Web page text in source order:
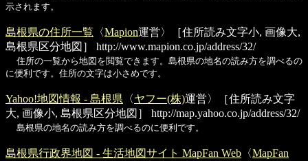
示されます。
島根県の住所一覧 〈Mapion運営〉［住所読み文字小, 画像大,
島根県区分地図］
http://www.mapion.co.jp/address/32/
住所の一覧から地図を閲覧できます。島根県の地名の読み方を調べるの
に便利です。住所の文字は小さめです。
Yahoo!地図情報 - 島根県 〈ヤフー(株)運営〉［住所読み文字
大, 画像小, 島根県区分地図］
http://map.yahoo.co.jp/address/32/
島根県の地名の読み方を調べるのに便利です。
島根県行政界地図 - 生活地図サイト MapFan Web 〈MapFan